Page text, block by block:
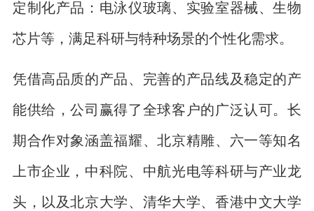
定制化产品：电泳仪玻璃、实验室器械、生物
芯片等，满足科研与特种场景的个性化需求。
凭借高品质的产品、完善的产品线及稳定的产
能供给，公司赢得了全球客户的广泛认可。长
期合作对象涵盖福耀、北京精雕、六一等知名
上市企业，中科院、中航光电等科研与产业龙
头，以及北京大学、清华大学、香港中文大学